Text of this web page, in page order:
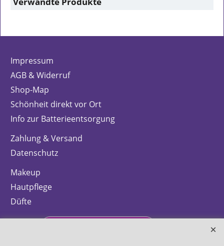
Impressum
AGB & Widerruf
Shop-Map
Schönheit direkt vor Ort
Info zur Batterieentsorgung
Zahlung & Versand
Datenschutz
Makeup
Hautpflege
Düfte